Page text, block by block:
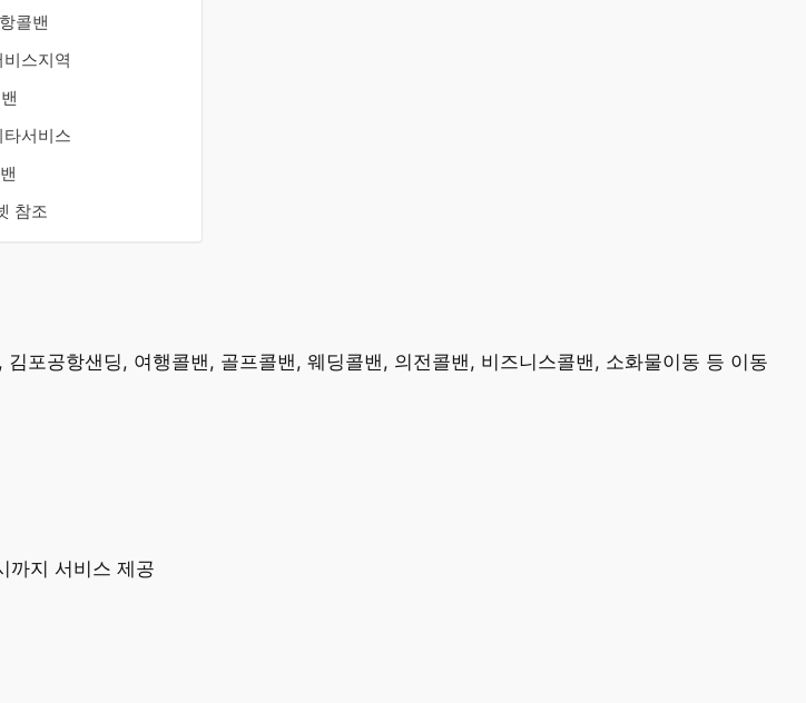
콜밴
스지역
서비스
참조
포공항샌딩, 여행콜밴, 골프콜밴, 웨딩콜밴, 의전콜밴, 비즈니스콜밴, 소화물이동 등 이동
까지 서비스 제공